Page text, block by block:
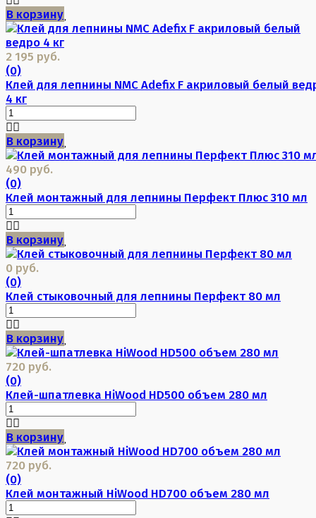
В корзину
2 195 руб.
(0)
Клей для лепнины NMC Adefix F акриловый белый
4 кг
В корзину
490 руб.
(0)
Клей монтажный для лепнины Перфект Плюс 310 мл
В корзину
0 руб.
(0)
Клей стыковочный для лепнины Перфект 80 мл
В корзину
720 руб.
(0)
Клей-шпатлевка HiWood HD500 объем 280 мл
В корзину
720 руб.
(0)
Клей монтажный HiWood HD700 объем 280 мл